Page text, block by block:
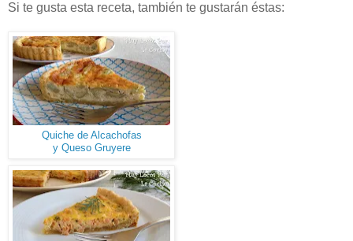
Si te gusta esta receta, también te gustarán éstas:
Quiche de Alcachofas
y Queso Gruyere